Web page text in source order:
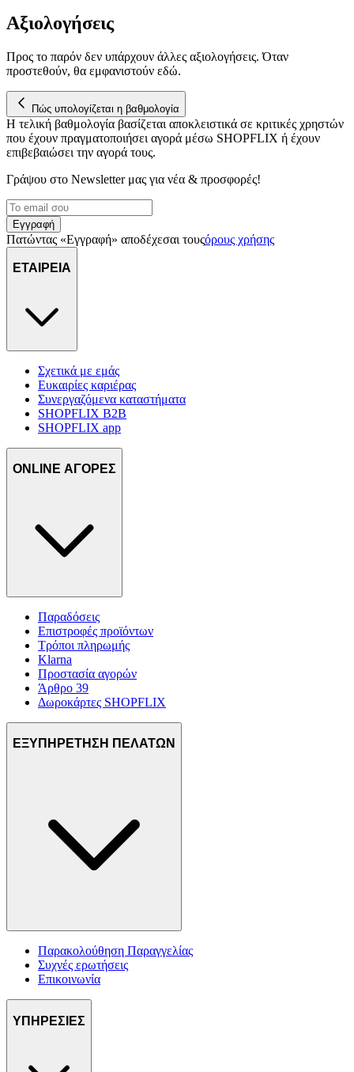
Αξιολογήσεις
Προς το παρόν δεν υπάρχουν άλλες αξιολογήσεις. Όταν
προστεθούν, θα εμφανιστούν εδώ.
Πώς υπολογίζεται η βαθμολογία
Η τελική βαθμολογία βασίζεται αποκλειστικά σε κριτικές χρηστών
που έχουν πραγματοποιήσει αγορά μέσω SHOPFLIX ή έχουν
επιβεβαιώσει την αγορά τους.
Γράψου στο Νewsletter μας για νέα & προσφορές!
Εγγραφή
Πατώντας «Εγγραφή» αποδέχεσαι τουςόρους χρήσης
ΕΤΑΙΡΕΙΑ
Σχετικά με εμάς
Ευκαιρίες καριέρας
Συνεργαζόμενα καταστήματα
SHOPFLIX B2B
SHOPFLIX app
ONLINE ΑΓΟΡΕΣ
Παραδόσεις
Επιστροφές προϊόντων
Τρόποι πληρωμής
Klarna
Προστασία αγορών
Άρθρο 39
Δωροκάρτες SHOPFLIX
ΕΞΥΠΗΡΕΤΗΣΗ ΠΕΛΑΤΩΝ
Παρακολούθηση Παραγγελίας
Συχνές ερωτήσεις
Επικοινωνία
ΥΠΗΡΕΣΙΕΣ